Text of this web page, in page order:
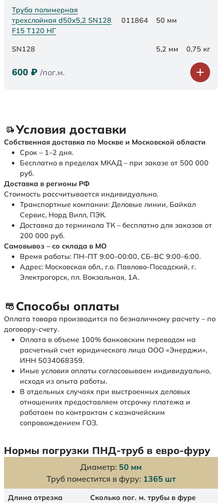
Труба полимерная
трехслойная d50х5,2 SN128
F15 Т120 НГ
011864 50 мм
SN128 5,2 мм 0,75 кг
600 ₽ /пог.м.
Условия доставки
Собственная доставка по Москве и Московской области
Срок – 1–2 дня.
Бесплатно в пределах МКАД – при заказе от 500 000
руб.
Доставка в регионы РФ
Стоимость рассчитывается индивидуально.
Транспортные компании: Деловые линии, Байкал
Сервис, Норд Вилл, ПЭК.
Доставка до терминала ТК – бесплатно для заказов от
200 000 руб.
Самовывоз – со склада в МО
Время работы: ПН–ПТ 9:00–00:00, СБ–ВС 9:00–6:00.
Адрес: Московская обл., г.о. Павлово-Посадский, г.
Электрогорск, пл. Вокзальная, 1А.
Способы оплаты
Оплата товара производится по безналичному расчету – по
договору-счету.
Оплата в объеме 100% банковским переводом на
расчетный счет юридического лица ООО «Энерджи»,
ИНН 5034068359.
Иные условия оплаты согласовываем индивидуально,
исходя из опыта работы.
В отдельных случаях при выстроенных деловых
отношениях предоставляем отсрочку платежа и
работаем по контрактам с казначейским
сопровождением ГОЗ.
Нормы погрузки ПНД-труб в евро-фуру
Диаметр: 50 мм
Труб поместится в фуру: 1365 шт
Длина отрезка Сколько пог. м. трубы в фуре